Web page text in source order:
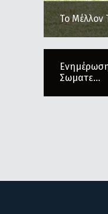
Το Μέλλον
Σωματε...